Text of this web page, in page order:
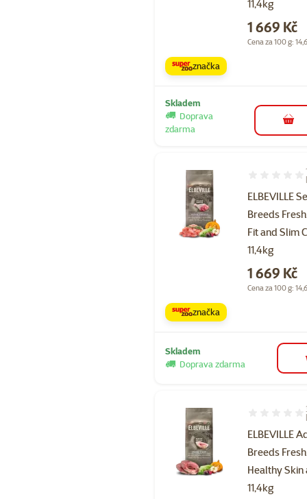
11,4kg
Cena
1 669 Kč
Cena za 100 g:
značka
Skladem
Doprava
zdarma
do
ELBEVILLE
Breeds
Fit and Slim
11,4kg
Hodnocení
Cena
1 669 Kč
Cena za 100 g:
značka
Skladem
Doprava zdarma
ELBEVILLE
Breeds
Healthy Skin
11,4kg
Hodnocení